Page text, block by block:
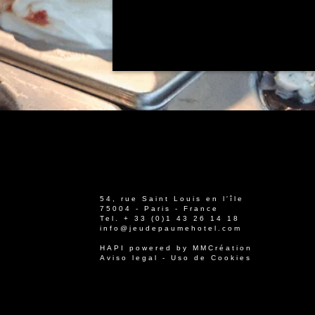
54, rue Saint Louis en l'île
75004 - Paris - France
Tel. + 33 (0)1 43 26 14 18
info@jeudepaumehotel.com
HAPI powered by MMCréation
Aviso legal
- Uso de Cookies